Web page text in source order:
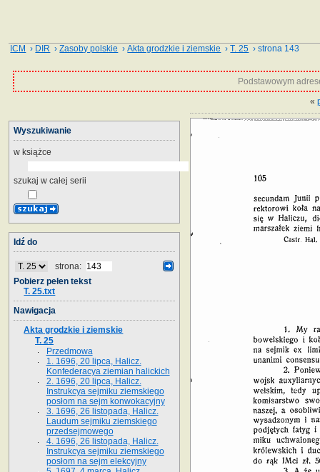
ICM › DIR ›Zasoby polskie ›Akta grodzkie i ziemskie ›T. 25 › strona 143
Podstawowym
«
Wyszukiwanie
w książce
szukaj w całej serii
Idź do
strona:
Pobierz pełen tekst
T. 25.txt
Nawigacja
Akta grodzkie i ziemskie
T. 25
Przedmowa
1. 1696, 20 lipca, Halicz.
Konfederacya ziemian halickich
2. 1696, 20 lipca, Halicz.
Instrukcya sejmiku ziemskiego
posłom na sejm konwokacyjny
3. 1696, 26 listopada, Halicz.
Laudum sejmiku ziemskiego
przedsejmowego
4. 1696, 26 listopada, Halicz.
Instrukcya sejmiku ziemskiego
posłom na sejm elekcyjny